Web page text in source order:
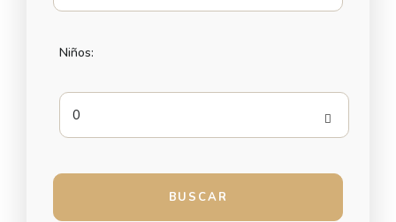
Niños: